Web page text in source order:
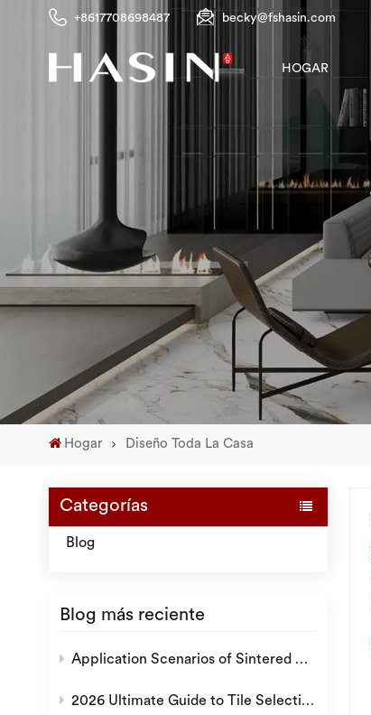
+8617708698487 becky@fshasin.com
HOGAR
Hogar Diseño Toda La Casa
Categorías
Blog
Blog más reciente
Application Scenarios of Sintered Stone: Why is it a Popular Choice for Modern Decoration?
2026 Ultimate Guide to Tile Selection: How to Choose the Ideal Tiles for Villas, Hotels, and Residential Projects